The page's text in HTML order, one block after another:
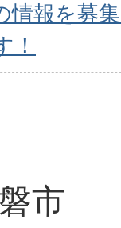
情報を募
！
市